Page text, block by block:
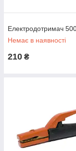
Електродотримач
Немає в наявності
210 ₴